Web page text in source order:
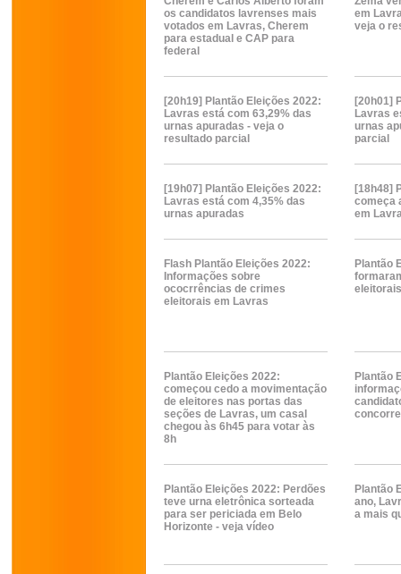
os candidatos lavrenses mais
votados em Lavras, Cherem
para estadual e CAP para
federal
em
veja o
[20h19] Plantão Eleições 2022:
Lavras está com 63,29% das
urnas apuradas - veja o
resultado parcial
[20h01]
Lavras
urnas
parcial
[19h07] Plantão Eleições 2022:
Lavras está com 4,35% das
urnas apuradas
[18h48]
começa
em
Flash Plantão Eleições 2022:
Informações sobre
ococrrências de crimes
eleitorais em Lavras
Plantão
Plantão Eleições 2022:
começou cedo a movimentação
de eleitores nas portas das
seções de Lavras, um casal
chegou às 6h45 para votar às
8h
Plantão
Plantão Eleições 2022: Perdões
teve urna eletrônica sorteada
para ser periciada em Belo
Horizonte - veja vídeo
Plantão
ano,
a mais